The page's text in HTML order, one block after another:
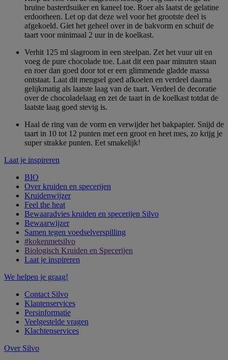
bruine basterdsuiker en kaneel toe. Roer als laatst de gelatine
erdoorheen. Let op dat deze wel voor het grootste deel is
afgekoeld. Giet het geheel over in de bakvorm en schuif de
taart voor minimaal 2 uur in de koelkast.
Verhit 125 ml slagroom in een steelpan. Zet het vuur uit en
voeg de pure chocolade toe. Laat dit een paar minuten staan
en roer dan goed door tot er een glimmende gladde massa
ontstaat. Laat dit mengsel goed afkoelen en verdeel daarna
gelijkmatig als laatste laag van de taart. Verdeel de decoratie
over de chocoladelaag en zet de taart in de koelkast totdat de
laatste laag goed stevig is.
Haal de ring van de vorm en verwijder het bakpapier. Snijd de
taart in 10 tot 12 punten met een groot en heet mes, zo krijg je
super strakke punten. Eet smakelijk!
Laat je inspireren
BIO
Over kruiden en specerijen
Kruidenwijzer
Feel the heat
Bewaaradvies kruiden en specerijen Silvo
Bewaarwijzer
Samen tegen voedselverspilling
#kokenmetsilvo
Biologisch Kruiden en Specerijen
Laat je inspireren
We helpen je graag!
Contact Silvo
Klantenservices
Persinformatie
Veelgestelde vragen
Klachtenservices
Over Silvo